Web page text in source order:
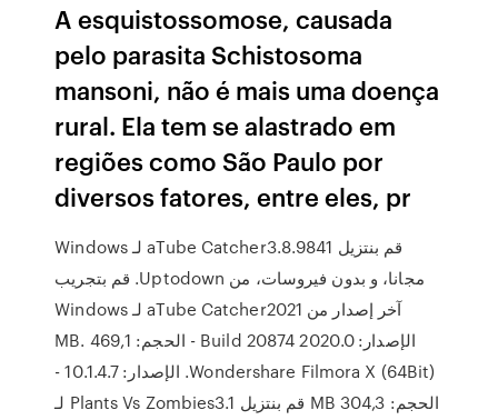
A esquistossomose, causada
pelo parasita Schistosoma
mansoni, não é mais uma doença
rural. Ela tem se alastrado em
regiões como São Paulo por
diversos fatores, entre eles, pr
‫قم بنتزيل aTube Catcher3.8.9841 لـ Windows
مجانا، و بدون فيروسات، من Uptodown. قم بتجريب
آخر إصدار من aTube Catcher2021 لـ Windows
الإصدار: 2020.0 Build 20874 - الحجم: 469,1 MB.
Wondershare Filmora X (64Bit). الإصدار: 10.1.4.7 -
الحجم: 304,3 MB ‫قم بنتزيل Plants Vs Zombies3.1 لـ